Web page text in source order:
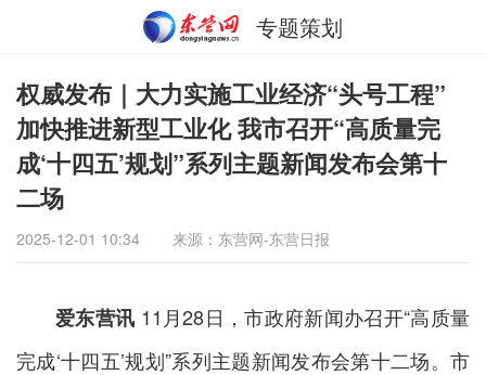
专题策划
权威发布｜大力实施工业经济“头号工程”
加快推进新型工业化 我市召开“高质量完
成‘十四五’规划”系列主题新闻发布会第十
二场
2025-12-01 10:34 来源：东营网-东营日报
爱东营讯 11月28日，市政府新闻办召开“高质量
完成‘十四五’规划”系列主题新闻发布会第十二场。市